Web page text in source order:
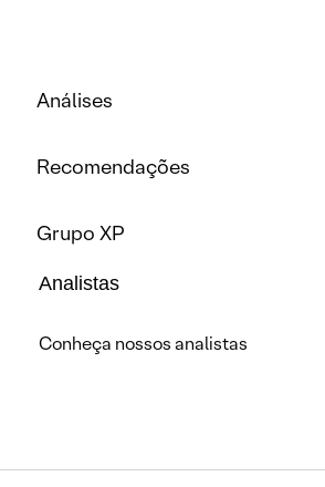
Análises
Recomendações
Grupo XP
Analistas
Conheça nossos analistas